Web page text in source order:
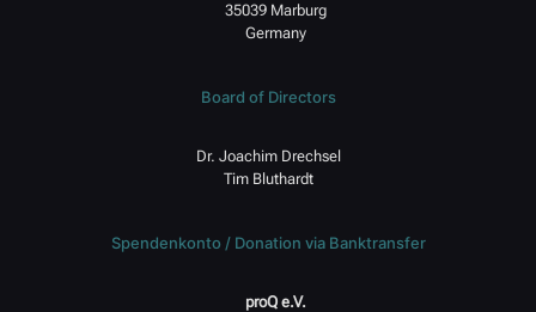
35039 Marburg
Germany
Board of Directors
Dr. Joachim Drechsel
Tim Bluthardt
Spendenkonto / Donation via Banktransfer
proQ e.V.